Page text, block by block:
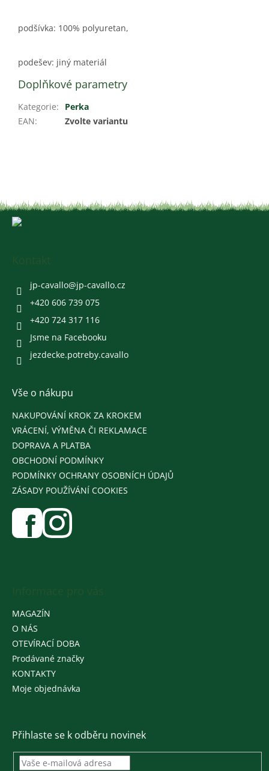
podšívka: 100% polyuretan,
podešev: jiný materiál
Doplňkové parametry
Kategorie:
Perka
EAN: Zvolte variantu
jp-cavallo@jp-cavallo.cz
+420 606 739 075
+420 724 317 116
Jsme na Facebooku
jezdecke.potreby.cavallo
Vše o nákupu
NAKUPOVÁNÍ KROK ZA KROKEM
VRÁCENÍ, VÝMĚNA ČI REKLAMACE
DOPRAVA A PLATBA
OBCHODNÍ PODMÍNKY
PODMÍNKY OCHRANY OSOBNÍCH ÚDAJŮ
ZÁSADY POUŽÍVÁNÍ COOKIES
MAGAZÍN
O NÁS
OTEVÍRACÍ DOBA
Prodávané značky
KONTAKTY
Moje objednávka
Přihlaste se k odběru novinek